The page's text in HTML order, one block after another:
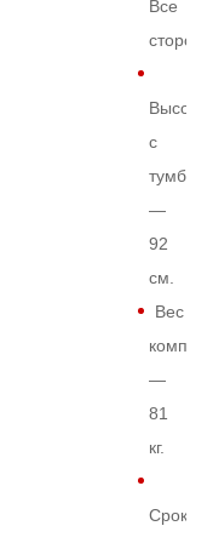
Все
Высота
с
тумбой
—
92
см.
Вес
—
81
кг.
Срок